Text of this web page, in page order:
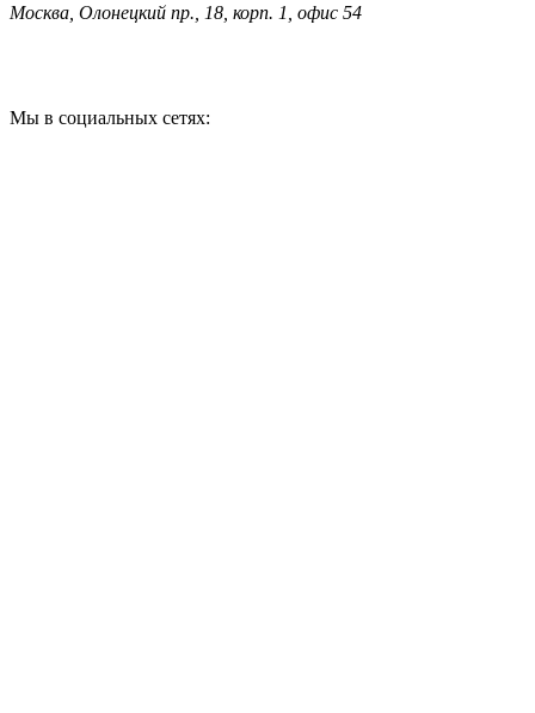
Москва, Олонецкий пр., 18, корп. 1, офис 54
Мы в социальных сетях: